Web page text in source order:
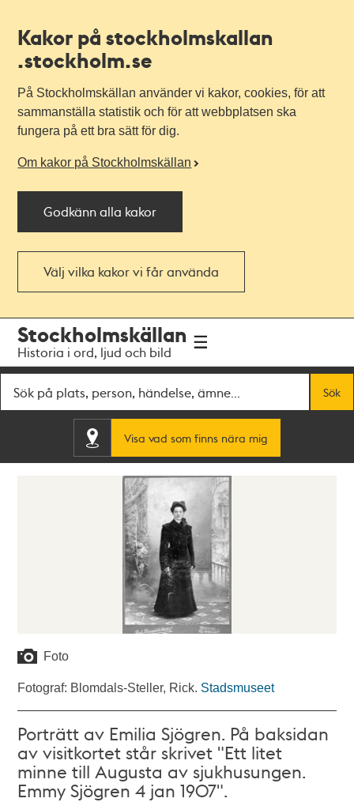
Kakor på stockholmskallan
.stockholm.se
På Stockholmskällan använder vi kakor, cookies, för att
sammanställa statistik och för att webbplatsen ska
fungera på ett bra sätt för dig.
Om kakor på Stockholmskällan
Godkänn alla kakor
Välj vilka kakor vi får använda
navigationen
huvudinnehållet
Stockholmskällan
Historia i ord, ljud och bild
Sök
Visa vad som finns nära mig
Foto
Fotograf: Blomdals-Steller, Rick. Stadsmuseet
Porträtt av Emilia Sjögren. På baksidan
av visitkortet står skrivet "Ett litet
minne till Augusta av sjukhusungen.
Emmy Sjögren 4 jan 1907".